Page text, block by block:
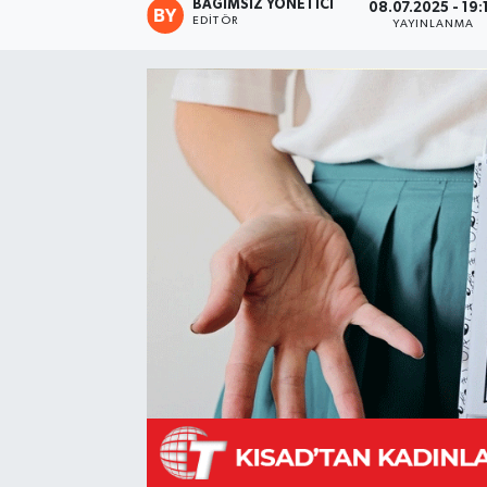
BAĞIMSIZ YÖNETICI
EDITÖR
08.07.2025 -
YAYINLANMA